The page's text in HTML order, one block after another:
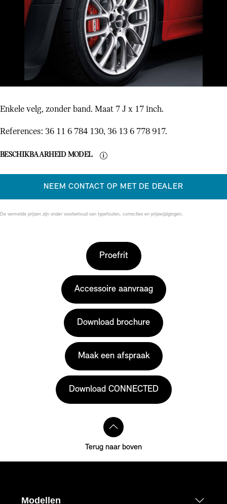
Enkele velg, zonder band. Maat 7 J x 17 inch.
References: 36 11 6 784 130, 36 13 6 778 917.
BESCHIKBAARHEID MODEL
NEEM CONTACT OP MET DE DEALER
De vermelde prijzen zijn onder voorbehoud van typefouten, correcties en prijswijzigingen.
Proefrit
Accessoire aanvraag
Download brochure
Maak een afspraak
Download CONNECTED
Terug naar boven
Modellen